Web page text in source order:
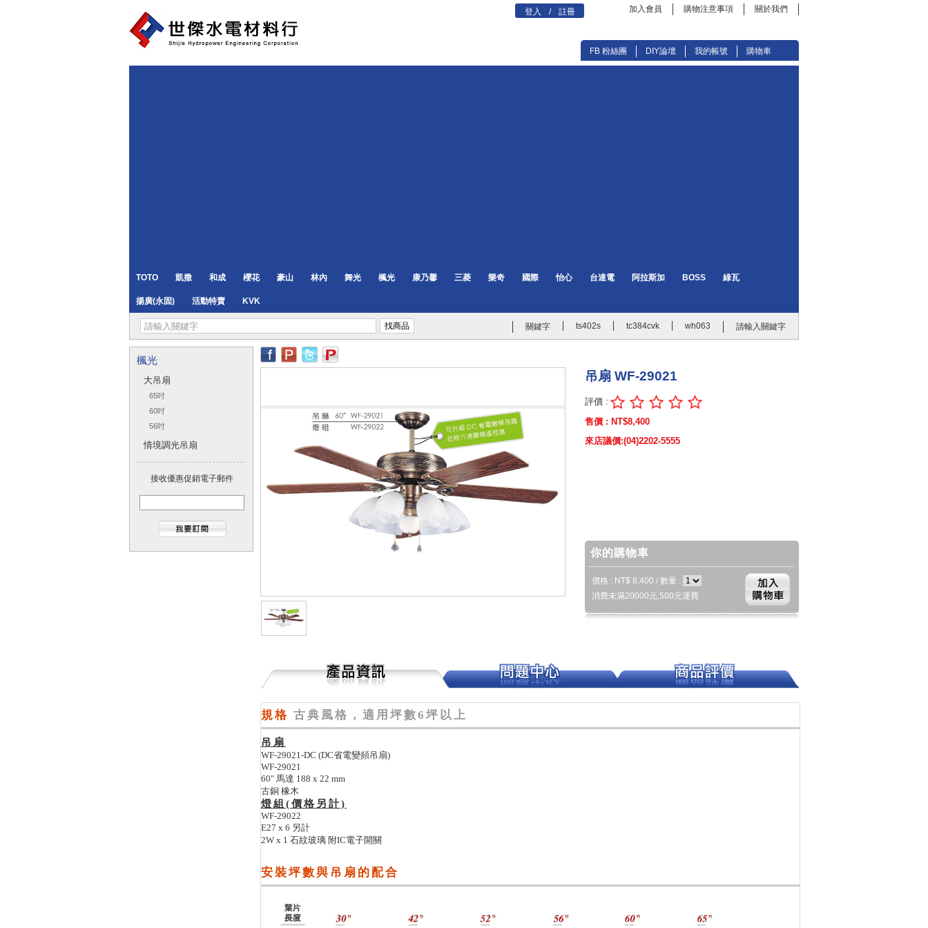
登入 / 註冊 加入會員 購物注意事項 關於我們
FB 粉絲團 DIY論壇 我的帳號 購物車
TOTO 凱撒 和成 櫻花 豪山 林內 舞光 楓光 康乃馨 三菱 樂奇 國際 怡心 台達電 阿拉斯加 BOSS 綠瓦
揚廣(永固) 活動特賣 KVK
請輸入關鍵字
wh063
tc384cvk
ts402s
關鍵字
楓光
大吊扇
65吋
60吋
56吋
情境調光吊扇
接收優惠促銷電子郵件
吊扇 WF-29021
評價 :
售價 : NT$8,400
來店議價:(04)2202-5555
你的購物車
價格 : NT$ 8,400 / 數量 :
消費未滿20000元,500元運費
規格 古典風格，適用坪數6坪以上
吊扇
WF-29021-DC (DC省電變頻吊扇)
WF-29021
60" 馬達 188 x 22 mm
古銅 橡木
燈組(價格另計)
WF-29022
E27 x 6 另計
2W x 1 石紋玻璃 附IC電子開關
安裝坪數與吊扇的配合